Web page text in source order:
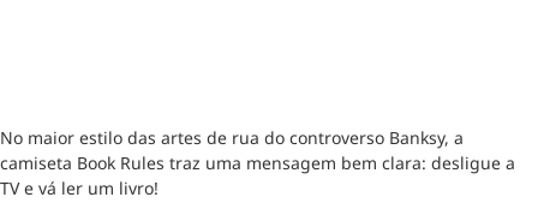
No maior estilo das artes de rua do controverso Banksy, a
camiseta Book Rules traz uma mensagem bem clara: desligue a
TV e vá ler um livro!